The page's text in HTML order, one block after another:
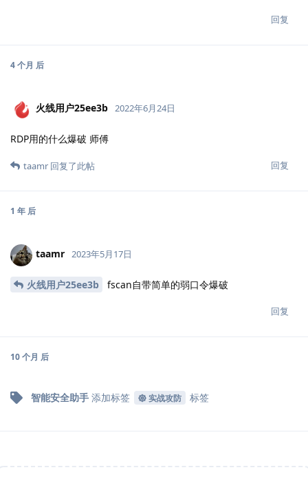
回复
4 个月 后
火线用户25ee3b 2022年6月24日
RDP用的什么爆破 师傅
回复
taamr 回复了此帖
1 年 后
taamr 2023年5月17日
火线用户25ee3b fscan自带简单的弱口令爆破
回复
10 个月 后
智能安全助手 添加标签 实战攻防 标签